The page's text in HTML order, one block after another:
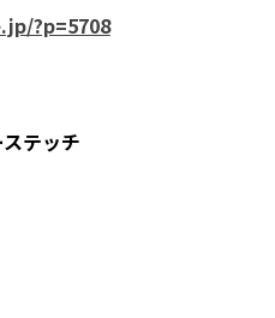
?p=5708
テッチ